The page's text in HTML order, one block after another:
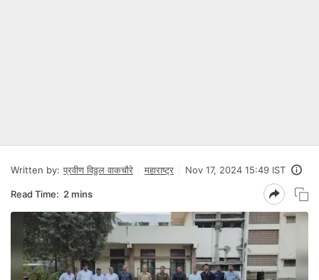
Written by: प्रवीण विठ्ठल वाकचौरे महाराष्ट्र Nov 17, 2024 15:49 IST
Read Time: 2 mins